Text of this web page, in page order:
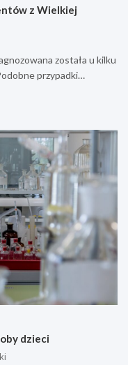
z Wielkiej
została u kilku
przypadki…
dzieci